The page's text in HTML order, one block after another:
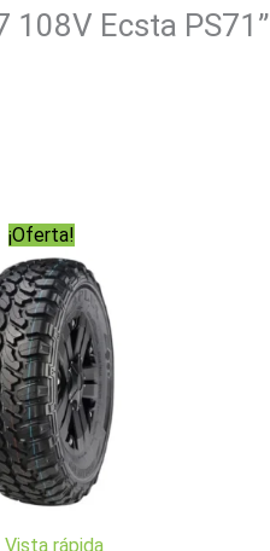
108V Ecsta PS71”
¡Oferta!
Vista rápida